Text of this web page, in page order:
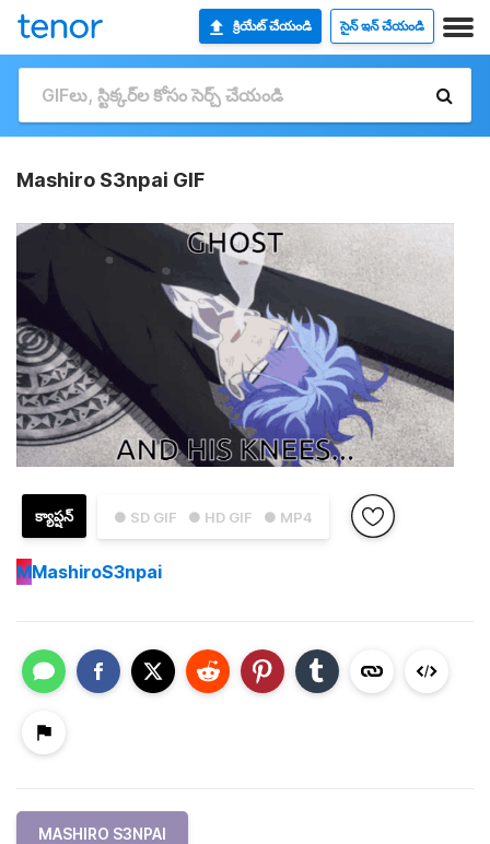
క్రియేట్ చేయండి సైన్ ఇన్ చేయండి
Mashiro S3npai GIF
● SD GIF ● HD GIF ● MP4
క్యాప్షన్
MMashiroS3npai
MASHIRO S3NPAI